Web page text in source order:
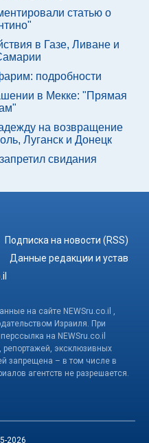
статью о
в Газе, Ливане и
подробности
в Мекке: "Прямая
на возвращение
Луганск и Донецк
свидания
Подписка на новости (RSS)
Данные редакции и устав
на сайте NEWSru.co.il ,
Израиля. При
на NEWSru.co.il
репортажей, эксклюзивных
запрещена – в том числе в
агентств не разрешается.
2026